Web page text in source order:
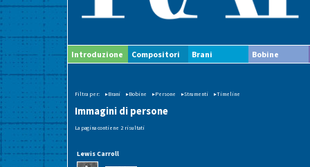
Introduzione Compositori Brani Bobine
Filtra per: ▸Brani ▸Bobine ▸Persone ▸Strumenti ▸Timeline
Immagini di persone
La pagina contiene 2 risultati
Lewis Carroll